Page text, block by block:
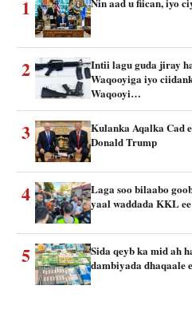
1
2
Intii lagu guda jiray
Waqooyiga iyo
Waqooyi…
3
Kulanka Aqalka Cad
Donald Trump
4
Laga soo bilaabo
yaal waddada KKL
5
Sida qeyb ka mid ah
dambiyada dhaqaale